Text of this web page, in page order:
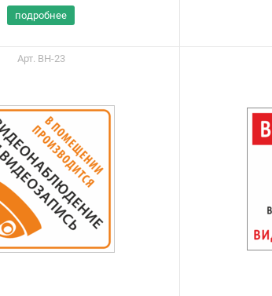
подробнее
Арт. ВН-23